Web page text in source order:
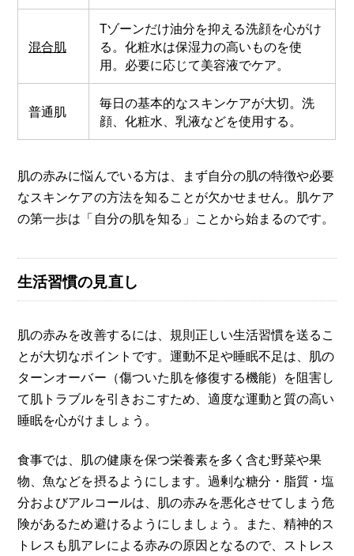
混合肌
Tゾーンだけ油分を抑える洗顔を心がけ
る。化粧水は保湿力の高いものを使
用。必要に応じて美容液でケア。
普通肌
毎日の基本的なスキンケアが大切。洗
顔、化粧水、乳液などを使用する。
肌の赤みに悩んでいる方は、まず自分の肌の特徴や必要
なスキンケアの方法を知ることが欠かせません。肌ケア
の第一歩は「自分の肌を知る」ことから始まるのです。
生活習慣の見直し
肌の赤みを改善するには、規則正しい生活習慣を送るこ
とが大切なポイントです。運動不足や睡眠不足は、肌の
ターンオーバー（傷ついた肌を修復する機能）を阻害し
て肌トラブルを引きおこすため、適度な運動と質の高い
睡眠を心がけましょう。
食事では、肌の健康を保つ栄養素を多く含む野菜や果
物、魚などを摂るようにします。過剰な糖分・脂質・塩
分およびアルコールは、肌の赤みを悪化させてしまう危
険があるため避けるようにしましょう。また、精神的ス
トレスも肌アレによる赤みの原因となるので、ストレス